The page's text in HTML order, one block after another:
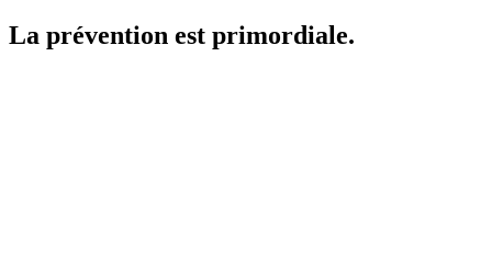
La prévention est primordiale.